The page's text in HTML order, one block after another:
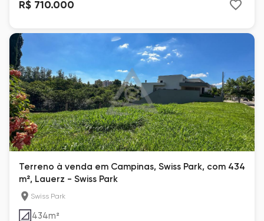
R$ 710.000
Terreno à venda em Campinas, Swiss Park, com 434
m², Lauerz - Swiss Park
Swiss Park
434m²